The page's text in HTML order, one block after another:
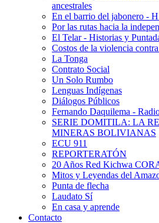
ancestrales
En el barrio del jabonero -
Por las rutas hacia la
El Telar - Historias y
Costos de la violencia
La Tonga
Contrato Social
Un Solo Rumbo
Lenguas Indígenas
Diálogos Públicos
Fernando Daquilema -
SERIE DOMITILA: LA
MINERAS BOLIVIANAS
ECU 911
REPORTERATÓN
20 Años Red Kichwa
Mitos y Leyendas del
Punta de flecha
Laudato Sí
En casa y aprende
Contacto